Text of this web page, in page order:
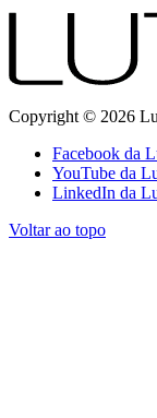
Copyright © 2026
Facebook da
YouTube da
LinkedIn da
Voltar ao topo